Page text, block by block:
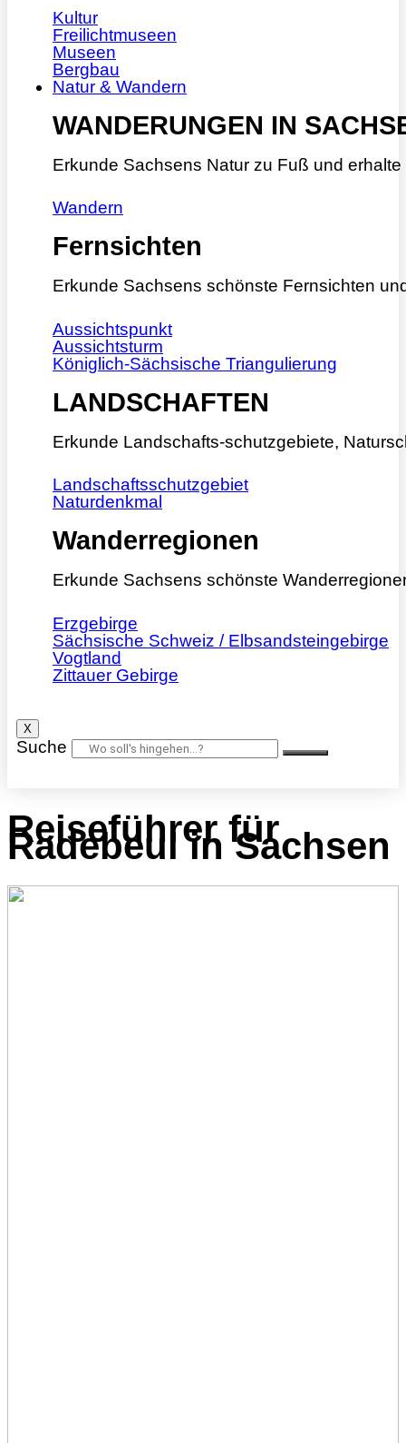
Kultur
Freilichtmuseen
Museen
Bergbau
Natur & Wandern
WANDERUNGEN IN
Erkunde Sachsens Natur zu Fuß und
Wandern
Fernsichten
Erkunde Sachsens schönste Fernsichten
Aussichtspunkt
Aussichtsturm
Königlich-Sächsische Triangulierung
LANDSCHAFTEN
Erkunde Landschafts-schutzgebiete,
Landschaftsschutzgebiet
Naturdenkmal
Wanderregionen
Erkunde Sachsens schönste
Erzgebirge
Sächsische Schweiz / Elbsandsteingebirge
Vogtland
Zittauer Gebirge
X
Suche
Reiseführer für
Radebeul in Sachsen